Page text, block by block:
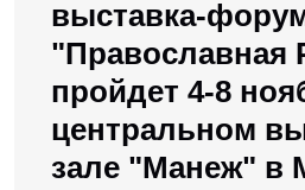
выставка-
"Православная
пройдет 4-8
центральном
зале "Манеж" в